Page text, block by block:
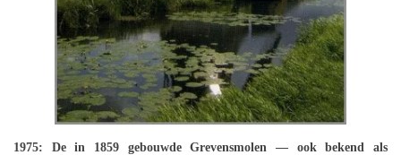
1975: De in 1859 gebouwde Grevensmolen — ook bekend als